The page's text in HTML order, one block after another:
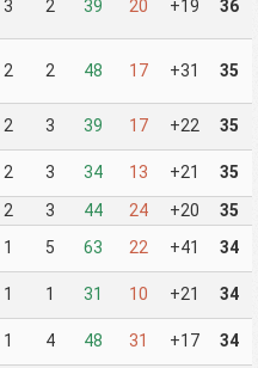
3 2 39 20 +19 36
2 2 48 17 +31 35
2 3 39 17 +22 35
2 3 34 13 +21 35
2 3 44 24 +20 35
1 5 63 22 +41 34
1 1 31 10 +21 34
1 4 48 31 +17 34